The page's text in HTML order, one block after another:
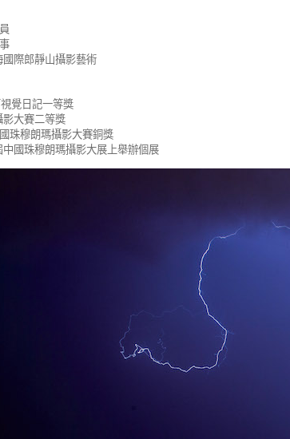
國際郎靜山攝影藝術
覺日記一等獎
影大賽二等獎
珠穆朗瑪攝影大賽銅獎
中國珠穆朗瑪攝影大展上舉辦個展